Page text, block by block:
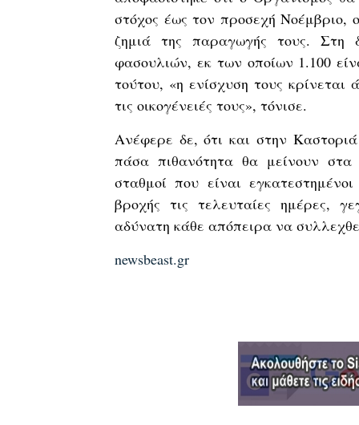
στόχος έως τον προσεχή
ζημιά της παραγωγής τους. Στη
φασουλιών, εκ των οποίων 1.100
τούτου, «η ενίσχυση τους
τις οικογένειές τους», τόνισε.
Ανέφερε δε, ότι και στην
πάσα πιθανότητα θα μείνουν στα
σταθμοί που είναι
βροχής τις τελευταίες ημέρες,
αδύνατη κάθε απόπειρα να
newsbeast.gr